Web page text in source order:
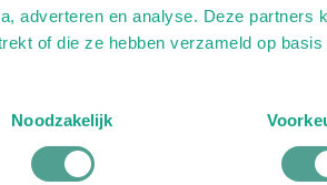
adverteren en analyse. Deze partners
of die ze hebben verzameld op
Noodzakelijk